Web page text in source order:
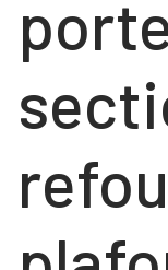
FENÊTRES
VOLETS
PORTES
NOS
NOS